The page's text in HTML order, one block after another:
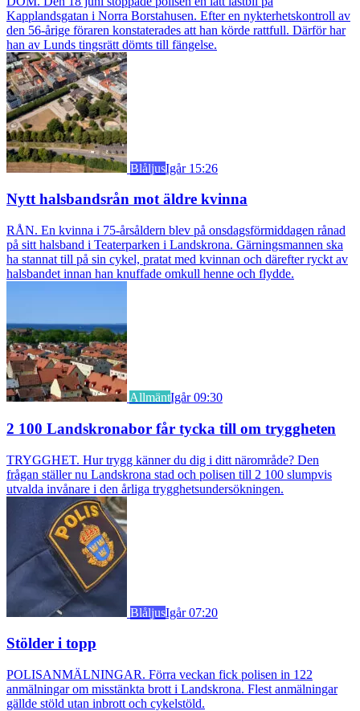
Kapplandsgatan i Norra Borstahusen. Efter en nykterhetskontroll av
den 56-årige föraren konstaterades att han körde rattfull. Därför har
han av Lunds tingsrätt dömts till fängelse.
BlåljusIgår 15:26
Nytt halsbandsrån mot äldre kvinna
RÅN. En kvinna i 75-årsåldern blev på onsdagsförmiddagen rånad
på sitt halsband i Teaterparken i Landskrona. Gärningsmannen ska
ha stannat till på sin cykel, pratat med kvinnan och därefter ryckt av
halsbandet innan han knuffade omkull henne och flydde.
AllmäntIgår 09:30
2 100 Landskronabor får tycka till om tryggheten
TRYGGHET. Hur trygg känner du dig i ditt närområde? Den
frågan ställer nu Landskrona stad och polisen till 2 100 slumpvis
utvalda invånare i den årliga trygghetsundersökningen.
BlåljusIgår 07:20
Stölder i topp
POLISANMÄLNINGAR. Förra veckan fick polisen in 122
anmälningar om misstänkta brott i Landskrona. Flest anmälningar
gällde stöld utan inbrott och cykelstöld.